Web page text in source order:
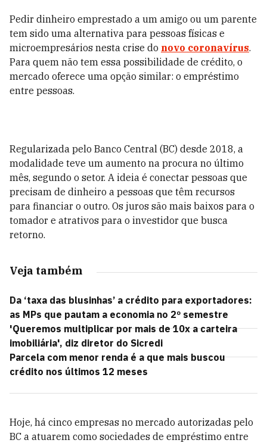
Pedir dinheiro emprestado a um amigo ou um parente
tem sido uma alternativa para pessoas físicas e
microempresários nesta crise do novo coronavírus.
Para quem não tem essa possibilidade de crédito, o
mercado oferece uma opção similar: o empréstimo
entre pessoas.
Regularizada pelo Banco Central (BC) desde 2018, a
modalidade teve um aumento na procura no último
mês, segundo o setor. A ideia é conectar pessoas que
precisam de dinheiro a pessoas que têm recursos
para financiar o outro. Os juros são mais baixos para o
tomador e atrativos para o investidor que busca
retorno.
Veja também
Da ‘taxa das blusinhas’ a crédito para exportadores:
as MPs que pautam a economia no 2º semestre
'Queremos multiplicar por mais de 10x a carteira
imobiliária', diz diretor do Sicredi
Parcela com menor renda é a que mais buscou
crédito nos últimos 12 meses
Hoje, há cinco empresas no mercado autorizadas pelo
BC a atuarem como sociedades de empréstimo entre